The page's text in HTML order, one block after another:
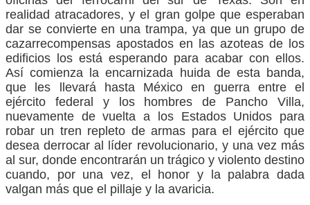
realidad atracadores, y el gran golpe que esperaban
dar se convierte en una trampa, ya que un grupo de
cazarrecompensas apostados en las azoteas de los
edificios los está esperando para acabar con ellos.
Así comienza la encarnizada huida de esta banda,
que les llevará hasta México en guerra entre el
ejército federal y los hombres de Pancho Villa,
nuevamente de vuelta a los Estados Unidos para
robar un tren repleto de armas para el ejército que
desea derrocar al líder revolucionario, y una vez más
al sur, donde encontrarán un trágico y violento destino
cuando, por una vez, el honor y la palabra dada
valgan más que el pillaje y la avaricia.